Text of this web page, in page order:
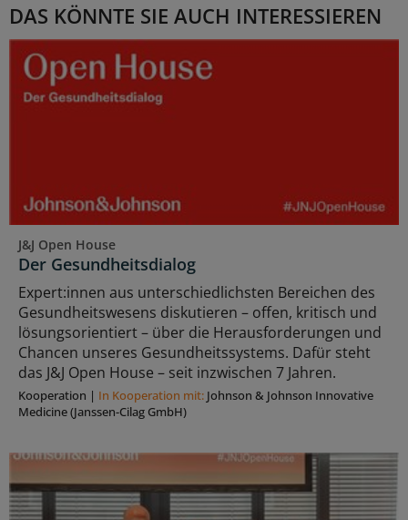
DAS KÖNNTE SIE AUCH INTERESSIEREN
J&J Open House
Der Gesundheitsdialog
Expert:innen aus unterschiedlichsten Bereichen des
Gesundheitswesens diskutieren – offen, kritisch und
lösungsorientiert – über die Herausforderungen und
Chancen unseres Gesundheitssystems. Dafür steht
das J&J Open House – seit inzwischen 7 Jahren.
Kooperation | In Kooperation mit: Johnson & Johnson Innovative
Medicine (Janssen-Cilag GmbH)